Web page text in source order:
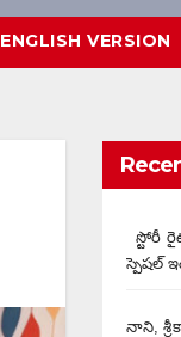
ENGLISH VERSION
స్టోరీ
స్పెషల్
నాని,